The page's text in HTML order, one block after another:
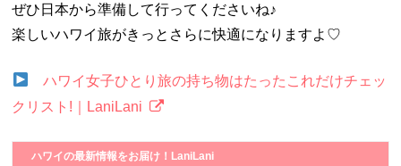
ぜひ日本から準備して行ってくださいね♪
楽しいハワイ旅がきっとさらに快適になりますよ♡
ハワイ女子ひとり旅の持ち物はたったこれだけチェッ
クリスト!｜LaniLani
ハワイの最新情報をお届け！LaniLani